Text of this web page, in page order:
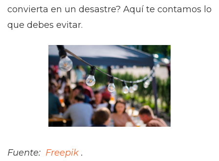
convierta en un desastre? Aquí te contamos lo
que debes evitar.
Fuente: Freepik .